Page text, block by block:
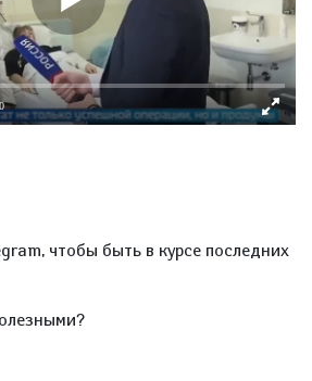
чтобы быть в курсе последних